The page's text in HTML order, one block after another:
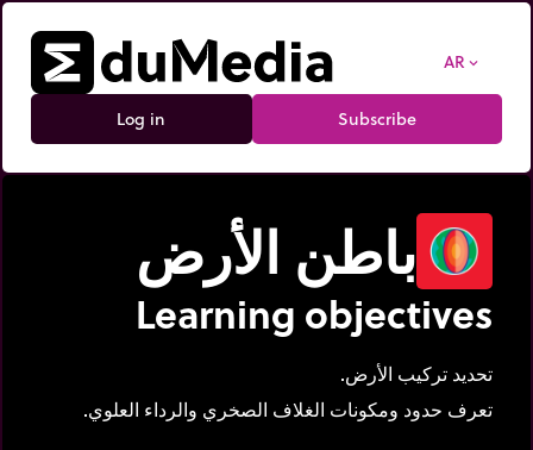
AR expand_more
Log in Subscribe
باطن الأرض
Learning objectives
تحديد تركيب الأرض.
تعرف حدود ومكونات الغلاف الصخري والرداء العلوي.